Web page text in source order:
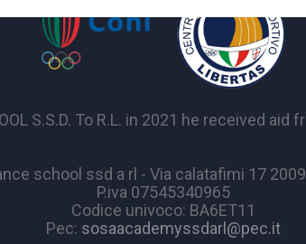
S.S.D. To R.L. in 2021 he received
school ssd a rl - Via calatafimi 17
P.iva 07545340965
Codice univoco: BA6ET11
Pec: sosaacademyssdarl@pec.it